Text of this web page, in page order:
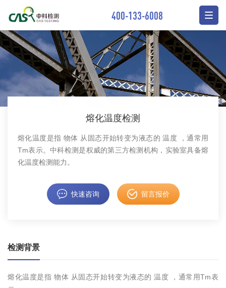
400-133-6008
熔化温度检测
熔化温度是指 物体 从固态开始转变为液态的 温度 ，通常用
Tm表示。中科检测是权威的第三方检测机构，实验室具备熔
化温度检测能力。
快速咨询 留言报价
检测背景
熔化温度是指 物体 从固态开始转变为液态的 温度 ，通常用Tm表